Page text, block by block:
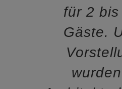
für 2
Gäste.